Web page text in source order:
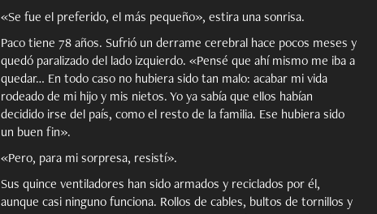
«Se fue el preferido, el más pequeño», estira una sonrisa.
Paco tiene 78 años. Sufrió un derrame cerebral hace pocos meses y
quedó paralizado del lado izquierdo. «Pensé que ahí mismo me iba a
quedar… En todo caso no hubiera sido tan malo: acabar mi vida
rodeado de mi hijo y mis nietos. Yo ya sabía que ellos habían
decidido irse del país, como el resto de la familia. Ese hubiera sido
un buen fin».
«Pero, para mi sorpresa, resistí».
Sus quince ventiladores han sido armados y reciclados por él,
aunque casi ninguno funciona. Rollos de cables, bultos de tornillos y